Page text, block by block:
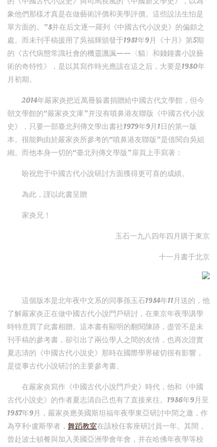
象他們那樣才真是在做藝術評價和美學評價。這些設法生怕是
單方面的。”8并在后文逐一羅列《中國古代小說史》的偏頗之
處。而未刊手稿援用了吳福輝頒發于1981年9月《十月》第5期
的《古代病態常識社會的機靈譏諷——〈貓〉和錢鐘書小說藝
術的奇特性》，是以其寫作時光應該在這之后，大要是1980年
月初期。
2014年嚴家炎把近萬冊躲書捐贈給中國古代文學館，但今
朝文學館的“嚴家炎文庫”并沒有噴鼻港友聯版《中國古代小說
史》，只要一部臺北列傳文學出書社1979年9月1日的第一版
本。很能夠由於嚴家炎所參考的“噴鼻港友聯版”是借閱自吳組
緗。而他本身一切的“臺北列傳文學版”扉頁上手寫著：
盼祝您于中國古代小說研討方面獲得更可喜的成績。
為此，謹以此書呈贈
家炎兄！
玉石一九八四年四月購于東京
十一月書于北京
這個版本是北年夜中文系的同事孫玉石1984年11月送的，他
了解嚴家炎正在做中國古代小說門戶研討，在東京年夜學講學
時特意買了此書相贈。這本書有顯明的翻閱陳跡，盡管不是未
刊手稿的參考書，卻引出了兩位學人之間的友情，也再次證實
夏志清的《中國古代小說史》那時在國際學界確切很有影響，
是從事古代小說研討的主要參考書。
在嚴家炎寫作《中國古代小說門戶史》時代，他和《中國
古代小說史》的作者夏志清自己也有了直接來往。1986年9月至
1987年9月，嚴家炎應美國斯坦福年夜學東亞研討中間之邀，作
為亨利·盧斯學者， 舞蹈教室在該校任客座研討員一年。其間，
曾赴波士頓餐與加入美國亞洲學會年會，并在哈佛年夜學等校